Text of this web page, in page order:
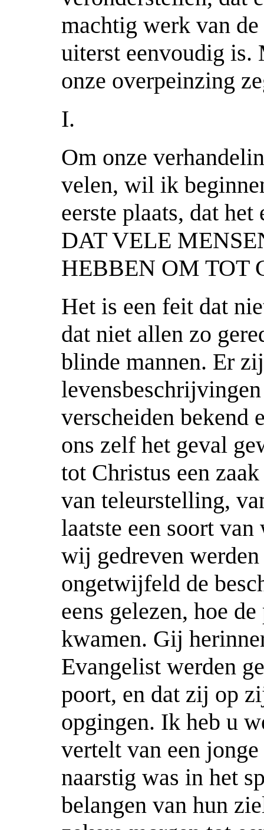
machtig werk van
uiterst eenvoudig is.
onze overpeinzing
I.
Om onze
velen, wil ik
eerste plaats, dat
DAT VELE
HEBBEN OM TOT
Het is een feit dat
dat niet allen zo
blinde mannen. Er
verscheiden bekend
ons zelf het geval
tot Christus een
van teleurstelling,
laatste een soort
wij gedreven
ongetwijfeld de
eens gelezen, hoe
kwamen. Gij
Evangelist werden
poort, en dat zij op
opgingen. Ik heb u
vertelt van een
naarstig was in het
belangen van hun